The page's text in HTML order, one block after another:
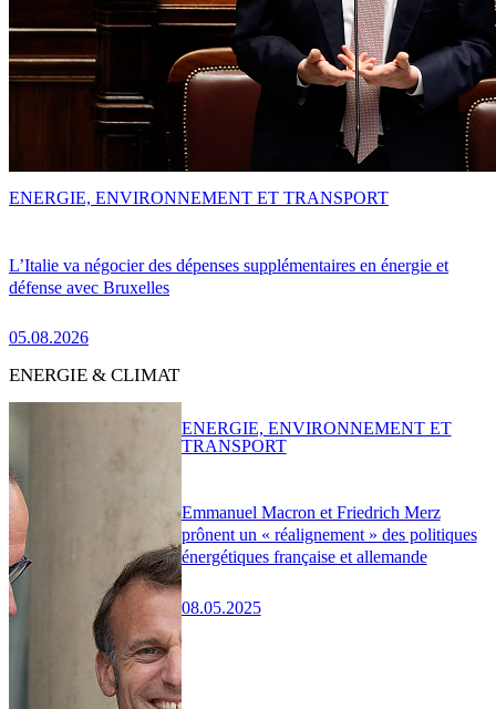
L’Italie va négocier des dépenses supplémentaires en énergie et
défense avec Bruxelles
05.08.2026
ENERGIE, ENVIRONNEMENT ET TRANSPORT
ENERGIE & CLIMAT
Emmanuel Macron et Friedrich Merz
prônent un « réalignement » des politiques
énergétiques française et allemande
08.05.2025
ENERGIE, ENVIRONNEMENT ET
TRANSPORT